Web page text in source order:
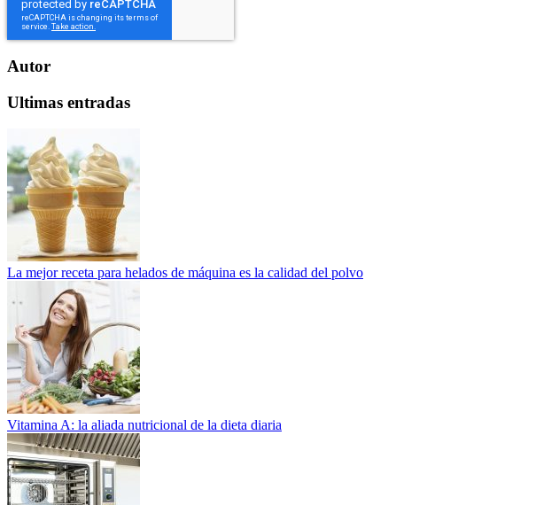
Autor
Ultimas entradas
La mejor receta para helados de máquina es la calidad del polvo
Vitamina A: la aliada nutricional de la dieta diaria